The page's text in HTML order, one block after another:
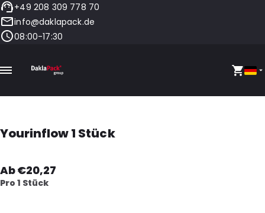
+49 208 309 778 70
info@daklapack.de
08:00-17:30
Yourinflow 1 Stück
Ab €20,27
Pro 1 Stück